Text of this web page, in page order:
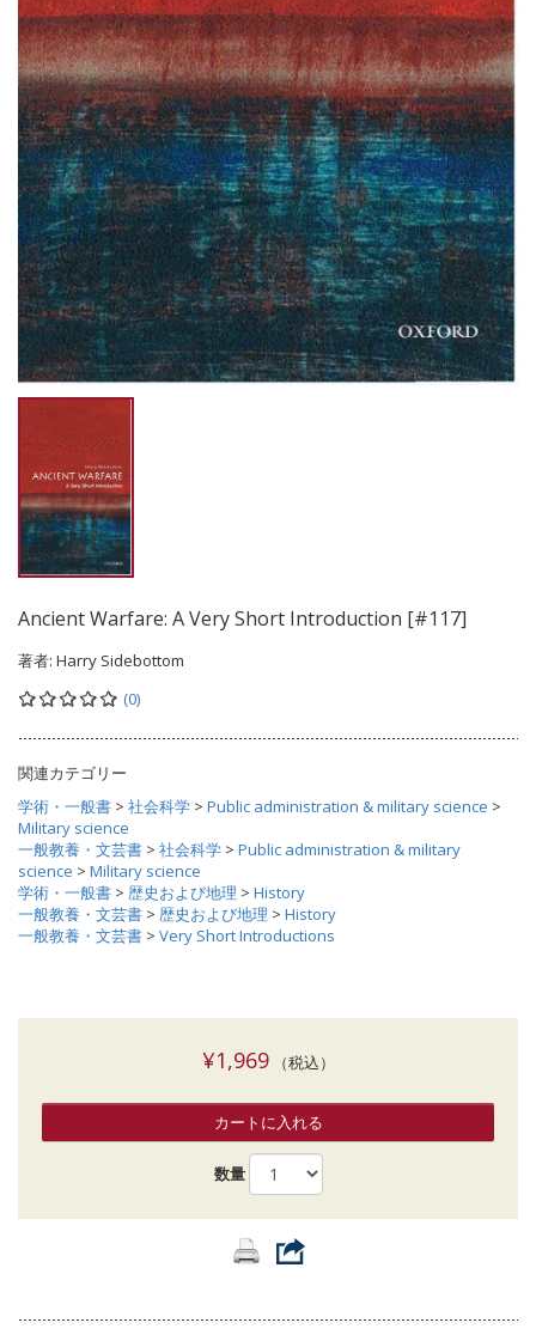
Ancient Warfare: A Very Short Introduction [#117]
著者: Harry Sidebottom
(0)
関連カテゴリー
学術・一般書 > 社会科学 > Public administration & military science >
Military science
一般教養・文芸書 > 社会科学 > Public administration & military
science > Military science
学術・一般書 > 歴史および地理 > History
一般教養・文芸書 > 歴史および地理 > History
一般教養・文芸書 > Very Short Introductions
¥1,969（税込）
カートに入れる
数量